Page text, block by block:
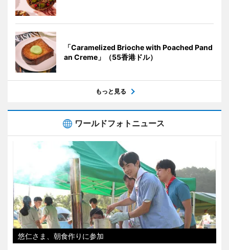
「Caramelized Brioche with Poached Pand
an Creme」（55香港ドル）
もっと見る
ワールドフォトニュース
悠仁さま、朝食作りに参加